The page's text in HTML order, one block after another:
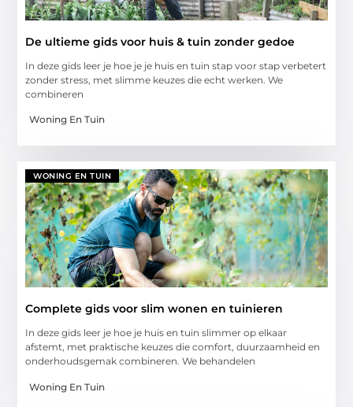
De ultieme gids voor huis & tuin zonder gedoe
In deze gids leer je hoe je je huis en tuin stap voor stap verbetert
zonder stress, met slimme keuzes die echt werken. We
combineren
Woning En Tuin
WONING EN TUIN
Complete gids voor slim wonen en tuinieren
In deze gids leer je hoe je huis en tuin slimmer op elkaar
afstemt, met praktische keuzes die comfort, duurzaamheid en
onderhoudsgemak combineren. We behandelen
Woning En Tuin